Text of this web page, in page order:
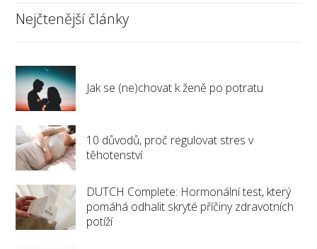
Nejčtenější články
Jak se (ne)chovat k ženě po potratu
10 důvodů, proč regulovat stres v
těhotenství
DUTCH Complete: Hormonální test, který
pomáhá odhalit skryté příčiny zdravotních
potíží